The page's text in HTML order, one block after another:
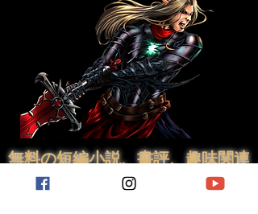
無料の短編小説、書評、趣味関連
の投稿など。